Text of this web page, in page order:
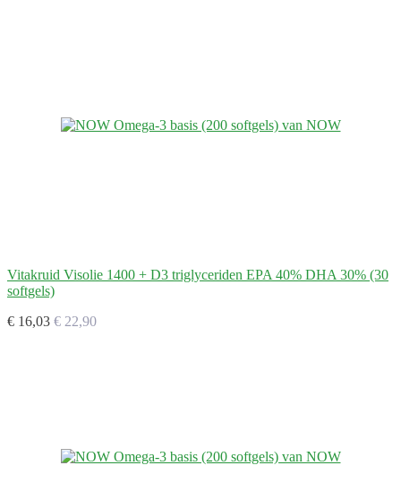
Vitakruid Visolie 1400 + D3 triglyceriden EPA 40% DHA 30% (30
softgels)
€ 16,03 € 22,90